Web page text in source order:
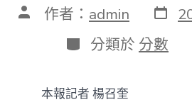
文 作者： admin 發
表
日
期
分
類
分類於 分數
本報記者 楊召奎